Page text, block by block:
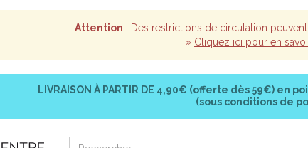
Attention : Des restrictions de circulation
» Cliquez ici pour en
LIVRAISON À PARTIR DE 4,90€ (offerte dès 59€) en
(sous conditions de